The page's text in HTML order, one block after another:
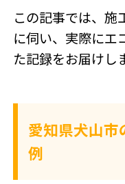
この記事では、施
に伺い、実際にエ
た記録をお届けし
愛知県犬山市
例